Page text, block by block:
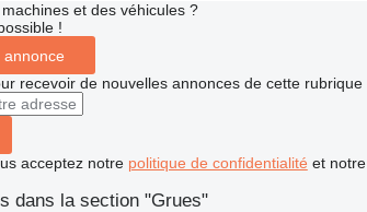
et des véhicules ?
!
annonce
recevoir de nouvelles annonces de cette rubrique
acceptez notre politique de confidentialité et notre
dans la section "Grues"